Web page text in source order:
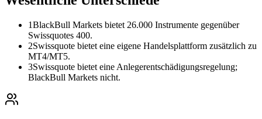
1BlackBull Markets bietet 26.000 Instrumente gegenüber
Swissquotes 400.
2Swissquote bietet eine eigene Handelsplattform zusätzlich zu
MT4/MT5.
3Swissquote bietet eine Anlegerentschädigungsregelung;
BlackBull Markets nicht.